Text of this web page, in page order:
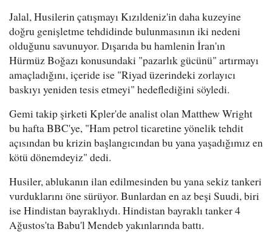
Jalal, Husilerin çatışmayı Kızıldeniz'in daha kuzeyine
doğru genişletme tehdidinde bulunmasının iki nedeni
olduğunu savunuyor. Dışarıda bu hamlenin İran'ın
Hürmüz Boğazı konusundaki "pazarlık gücünü" artırmayı
amaçladığını, içeride ise "Riyad üzerindeki zorlayıcı
baskıyı yeniden tesis etmeyi" hedeflediğini söyledi.
Gemi takip şirketi Kpler'de analist olan Matthew Wright
bu hafta BBC'ye, "Ham petrol ticaretine yönelik tehdit
açısından bu krizin başlangıcından bu yana yaşadığımız en
kötü dönemdeyiz" dedi.
Husiler, ablukanın ilan edilmesinden bu yana sekiz tankeri
vurduklarını öne sürüyor. Bunlardan en az beşi Suudi, biri
ise Hindistan bayraklıydı. Hindistan bayraklı tanker 4
Ağustos'ta Babu'l Mendeb yakınlarında battı.